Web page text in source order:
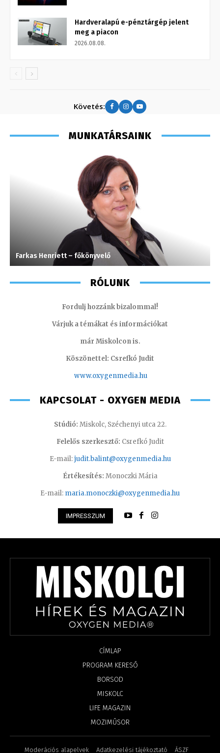
Hardveralapú e-pénztárgép jelent
meg a piacon
2026.08.08.
Követés:
MUNKATÁRSAINK
Farkas Henriett – főkönyvelő
RÓLUNK
Fordulj hozzánk bizalommal!
Várjuk a témákat és információkat
már Miskolcon is.
Köszönettel: Csrefkó Judit
www.oxygenmedia.hu
KAPCSOLAT - OXYGEN MEDIA
Stúdió: Miskolc, Széchenyi utca 22.
Felelős szerkesztő: Csrefkó Judit
E-mail:judit.balint@oxygenmedia.hu
Értékesítés: Monoczki Mária
E-mail: maria.monoczki@oxygenmedia.hu
IMPRESSZUM
CÍMLAP
PROGRAM KERESŐ
BORSOD
MISKOLC
LIFE MAGAZIN
MOZIMŰSOR
Moderációs alapelvek Adatkezelési tájékoztató ÁSZF